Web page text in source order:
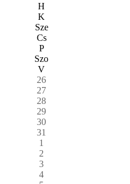
H
K
Sze
Cs
P
Szo
V
26
27
28
29
30
31
1
2
3
4